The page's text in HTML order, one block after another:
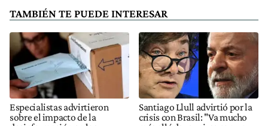
TAMBIÉN TE PUEDE INTERESAR
Especialistas advirtieron
sobre el impacto de la
Santiago Llull advirtió por la
crisis con Brasil: "Va mucho